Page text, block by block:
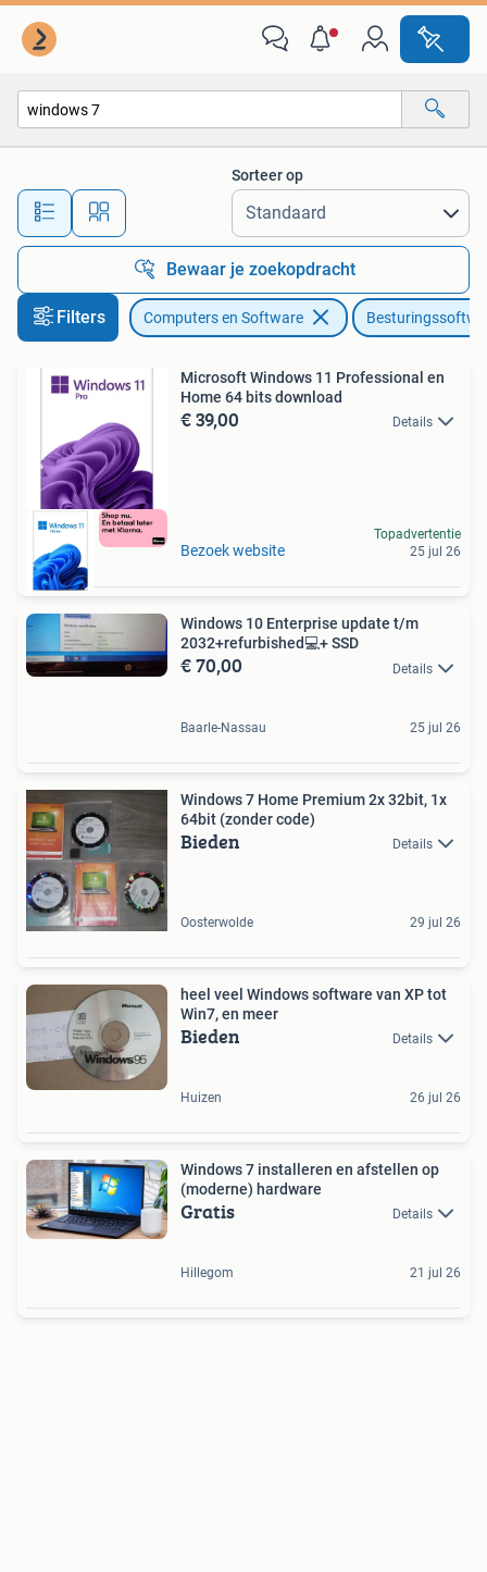
Alle afstanden…
Sorteer op
Bewaar je zoekopdracht
Filters Computers en Software
Microsoft Windows 11 Professional en
Home 64 bits download
€ 39,00 Details
Bezoek website
Topadvertentie
25 jul 26
Windows 10 Enterprise update t/m
2032+refurbished💻+ SSD
€ 70,00 Details
Baarle-Nassau 25 jul 26
Windows 7 Home Premium 2x 32bit, 1x
64bit (zonder code)
Bieden Details
Oosterwolde 29 jul 26
heel veel Windows software van XP tot
Win7, en meer
Bieden Details
Huizen 26 jul 26
Windows 7 installeren en afstellen op
(moderne) hardware
Gratis Details
Hillegom 21 jul 26